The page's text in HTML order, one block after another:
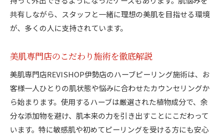
体験
ハーブピーリングと心地よい空間の相乗効果
美肌とリラックスを同時にかなえる理由
REVISHOP伊勢店のプライベート空間のこだわ
り
共有しながら、スタッフと一緒に理想の美肌を目指せる環境
が、多くの人に支持されています。
美肌専門店のこだわり施術を徹底解説
美肌専門店REVISHOP伊勢店のハーブピーリング施術は、お
客様一人ひとりの肌状態や悩みに合わせたカウンセリングか
ら始まります。使用するハーブは厳選された植物成分で、余
分な添加物を避け、肌本来の力を引き出すことにこだわって
います。特に敏感肌や初めてピーリングを受ける方にも安心